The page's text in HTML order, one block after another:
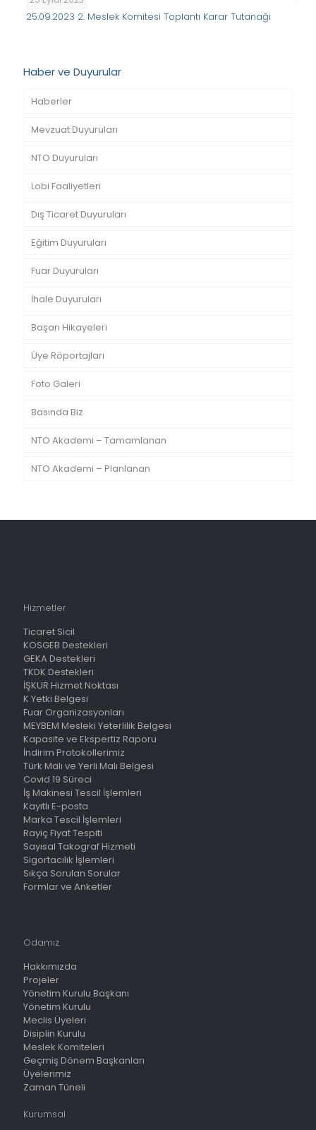
25.09.2023 2. Meslek Komitesi Toplantı Karar Tutanağı
Haber ve Duyurular
Haberler
Mevzuat Duyuruları
NTO Duyuruları
Lobi Faaliyetleri
Dış Ticaret Duyuruları
Eğitim Duyuruları
Fuar Duyuruları
İhale Duyuruları
Başarı Hikayeleri
Üye Röportajları
Foto Galeri
Basında Biz
NTO Akademi – Tamamlanan
NTO Akademi – Planlanan
Hizmetler
Ticaret Sicil
KOSGEB Destekleri
GEKA Destekleri
TKDK Destekleri
İŞKUR Hizmet Noktası
K Yetki Belgesi
Fuar Organizasyonları
MEYBEM Mesleki Yeterlilik Belgesi
Kapasite ve Ekspertiz Raporu
İndirim Protokollerimiz
Türk Malı ve Yerli Malı Belgesi
Covid 19 Süreci
İş Makinesi Tescil İşlemleri
Kayıtlı E-posta
Marka Tescil İşlemleri
Rayiç Fiyat Tespiti
Sayısal Takograf Hizmeti
Sigortacılık İşlemleri
Sıkça Sorulan Sorular
Formlar ve Anketler
Odamız
Hakkımızda
Projeler
Yönetim Kurulu Başkanı
Yönetim Kurulu
Meclis Üyeleri
Disiplin Kurulu
Meslek Komiteleri
Geçmiş Dönem Başkanları
Üyelerimiz
Zaman Tüneli
Kurumsal